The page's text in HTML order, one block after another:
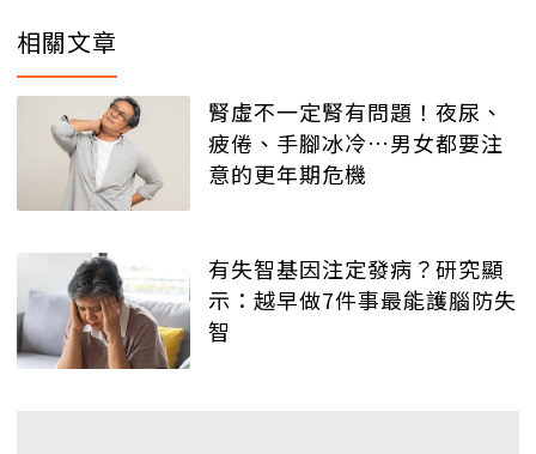
相關文章
腎虛不一定腎有問題！夜尿、
疲倦、手腳冰冷…男女都要注
意的更年期危機
有失智基因注定發病？研究顯
示：越早做7件事最能護腦防失
智